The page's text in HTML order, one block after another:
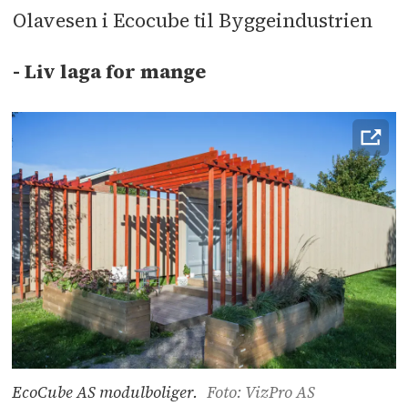
Olavesen i Ecocube til Byggeindustrien
- Liv laga for mange
EcoCube AS modulboliger. Foto: VizPro AS